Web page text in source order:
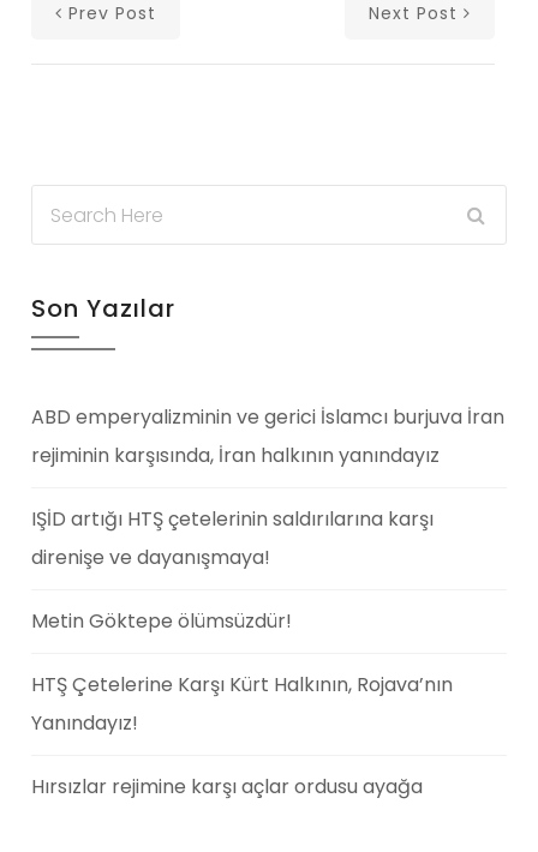
Prev Post Next Post
Son Yazılar
ABD emperyalizminin ve gerici İslamcı burjuva İran
rejiminin karşısında, İran halkının yanındayız
IŞİD artığı HTŞ çetelerinin saldırılarına karşı
direnişe ve dayanışmaya!
Metin Göktepe ölümsüzdür!
HTŞ Çetelerine Karşı Kürt Halkının, Rojava’nın
Yanındayız!
Hırsızlar rejimine karşı açlar ordusu ayağa